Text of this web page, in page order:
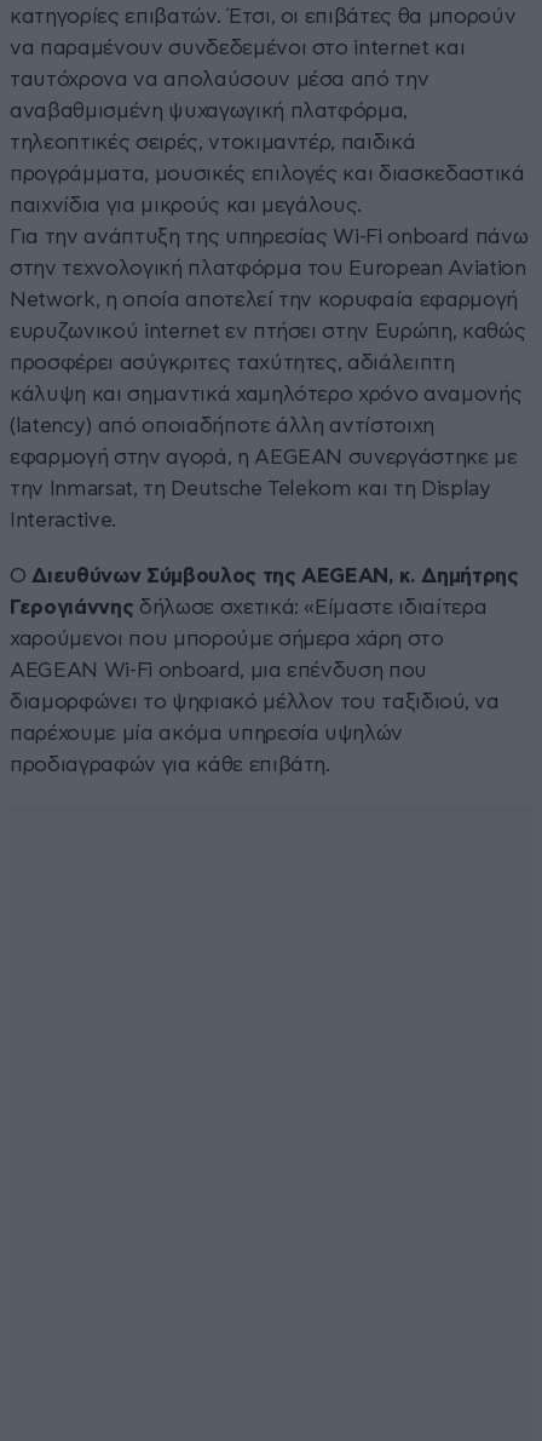
κατηγορίες επιβατών. Έτσι, οι επιβάτες θα μπορούν
να παραμένουν συνδεδεμένοι στο internet και
ταυτόχρονα να απολαύσουν μέσα από την
αναβαθμισμένη ψυχαγωγική πλατφόρμα,
τηλεοπτικές σειρές, ντοκιμαντέρ, παιδικά
προγράμματα, μουσικές επιλογές και διασκεδαστικά
παιχνίδια για μικρούς και μεγάλους.
Για την ανάπτυξη της υπηρεσίας Wi-Fi onboard πάνω
στην τεχνολογική πλατφόρμα του European Aviation
Network, η οποία αποτελεί την κορυφαία εφαρμογή
ευρυζωνικού internet εν πτήσει στην Ευρώπη, καθώς
προσφέρει ασύγκριτες ταχύτητες, αδιάλειπτη
κάλυψη και σημαντικά χαμηλότερο χρόνο αναμονής
(latency) από οποιαδήποτε άλλη αντίστοιχη
εφαρμογή στην αγορά, η AEGEAN συνεργάστηκε με
την Inmarsat, τη Deutsche Telekom και τη Display
Interactive.
Ο Διευθύνων Σύμβουλος της AEGEAN, κ. Δημήτρης
Γερογιάννης δήλωσε σχετικά: «Είμαστε ιδιαίτερα
χαρούμενοι που μπορούμε σήμερα χάρη στο
AEGEAN Wi-Fi onboard, μια επένδυση που
διαμορφώνει το ψηφιακό μέλλον του ταξιδιού, να
παρέχουμε μία ακόμα υπηρεσία υψηλών
προδιαγραφών για κάθε επιβάτη.